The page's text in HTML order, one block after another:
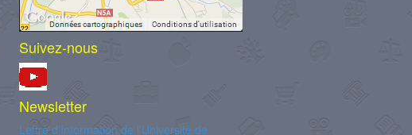
Suivez-nous
Newsletter
Lettre d'Information de l'Université de